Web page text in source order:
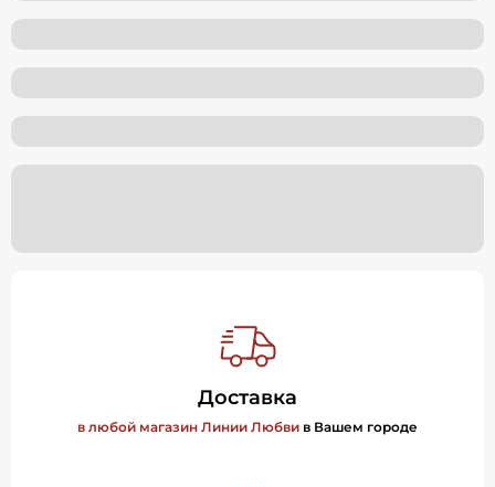
Доставка
в любой магазин Линии Любви в Вашем городе